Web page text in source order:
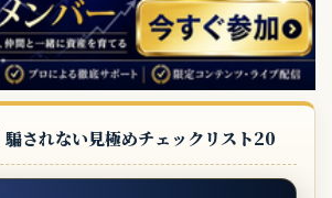
されない見極めチェックリスト20